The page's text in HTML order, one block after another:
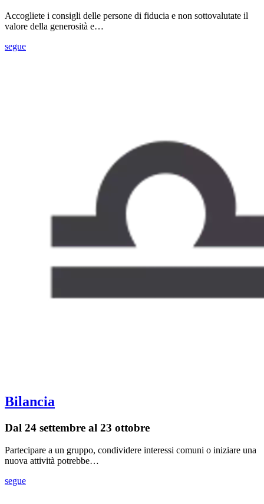
Accogliete i consigli delle persone di fiducia e non sottovalutate il
valore della generosità e…
segue
Bilancia
Dal 24 settembre al 23 ottobre
Partecipare a un gruppo, condividere interessi comuni o iniziare una
nuova attività potrebbe…
segue